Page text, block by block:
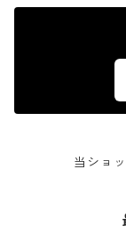
当ショ